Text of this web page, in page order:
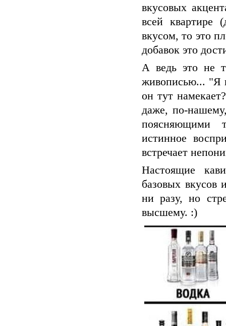
вкусовых
всей квартире
вкусом, то это
добавок это
А ведь это не
живописью... "Я
он тут
даже, по-
поясняющими
истинное
встречает
Настоящие
базовых
ни разу, но
высшему. :)